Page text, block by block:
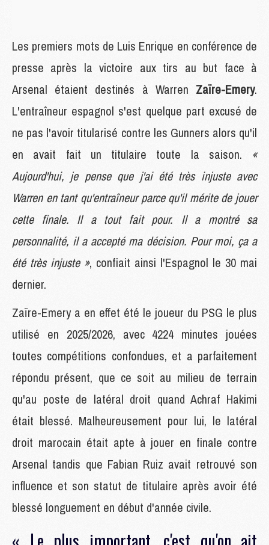
Les premiers mots de Luis Enrique en conférence de
presse après la victoire aux tirs au but face à
Arsenal étaient destinés à Warren Zaïre-Emery.
L'entraîneur espagnol s'est quelque part excusé de
ne pas l'avoir titularisé contre les Gunners alors qu'il
en avait fait un titulaire toute la saison. «
Aujourd'hui, je pense que j'ai été très injuste avec
Warren en tant qu'entraîneur parce qu'il mérite de jouer
cette finale. Il a tout fait pour. Il a montré sa
personnalité, il a accepté ma décision. Pour moi, ça a
été très injuste », confiait ainsi l'Espagnol le 30 mai
dernier.
Zaïre-Emery a en effet été le joueur du PSG le plus
utilisé en 2025/2026, avec 4224 minutes jouées
toutes compétitions confondues, et a parfaitement
répondu présent, que ce soit au milieu de terrain
qu'au poste de latéral droit quand Achraf Hakimi
était blessé. Malheureusement pour lui, le latéral
droit marocain était apte à jouer en finale contre
Arsenal tandis que Fabian Ruiz avait retrouvé son
influence et son statut de titulaire après avoir été
blessé longuement en début d'année civile.